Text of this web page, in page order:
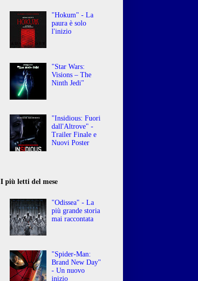
"Hokum" - La
paura è solo
l'inizio
"Star Wars:
Visions – The
Ninth Jedi"
"Insidious: Fuori
dall'Altrove" -
Trailer Finale e
Nuovi Poster
I più letti del mese
"Odissea" - La
più grande storia
mai raccontata
"Spider-Man:
Brand New Day"
- Un nuovo
inizio